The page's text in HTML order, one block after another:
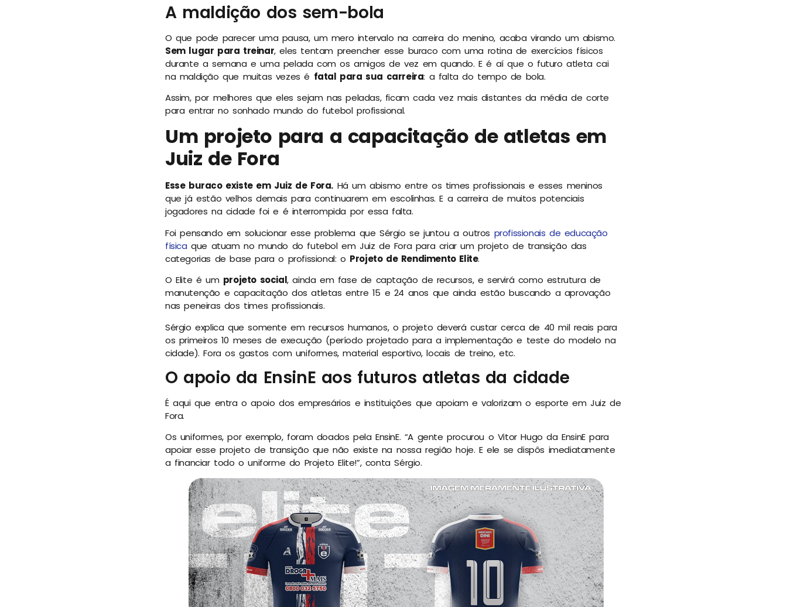
A maldição dos sem-bola
O que pode parecer uma pausa, um mero intervalo na carreira do menino, acaba virando um abismo.
Sem lugar para treinar, eles tentam preencher esse buraco com uma rotina de exercícios físicos
durante a semana e uma pelada com os amigos de vez em quando. E é aí que o futuro atleta cai
na maldição que muitas vezes é fatal para sua carreira: a falta do tempo de bola.
Assim, por melhores que eles sejam nas peladas, ficam cada vez mais distantes da média de corte
para entrar no sonhado mundo do futebol profissional.
Um projeto para a capacitação de atletas em
Juiz de Fora
Esse buraco existe em Juiz de Fora. Há um abismo entre os times profissionais e esses meninos
que já estão velhos demais para continuarem em escolinhas. E a carreira de muitos potenciais
jogadores na cidade foi e é interrompida por essa falta.
Foi pensando em solucionar esse problema que Sérgio se juntou a outros profissionais de educação
física que atuam no mundo do futebol em Juiz de Fora para criar um projeto de transição das
categorias de base para o profissional: o Projeto de Rendimento Elite.
O Elite é um projeto social, ainda em fase de captação de recursos, e servirá como estrutura de
manutenção e capacitação dos atletas entre 15 e 24 anos que ainda estão buscando a aprovação
nas peneiras dos times profissionais.
Sérgio explica que somente em recursos humanos, o projeto deverá custar cerca de 40 mil reais para
os primeiros 10 meses de execução (período projetado para a implementação e teste do modelo na
cidade). Fora os gastos com uniformes, material esportivo, locais de treino, etc.
O apoio da EnsinE aos futuros atletas da cidade
É aqui que entra o apoio dos empresários e instituições que apoiam e valorizam o esporte em Juiz de
Fora.
Os uniformes, por exemplo, foram doados pela EnsinE. “A gente procurou o Vitor Hugo da EnsinE para
apoiar esse projeto de transição que não existe na nossa região hoje. E ele se dispôs imediatamente
a financiar todo o uniforme do Projeto Elite!”, conta Sérgio.